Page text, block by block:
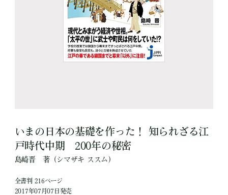
いまの日本の基礎を作った！ 知られざる江
戸時代中期 200年の秘密
島崎晋 著（シマザキ ススム）
全書判 216ページ
2017年07月07日発売